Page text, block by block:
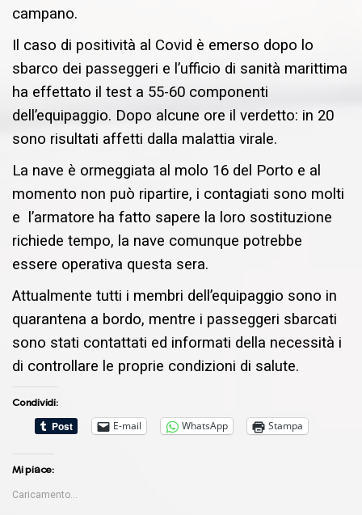
campano.
Il caso di positività al Covid è emerso dopo lo
sbarco dei passeggeri e l’ufficio di sanità marittima
ha effettato il test a 55-60 componenti
dell’equipaggio. Dopo alcune ore il verdetto: in 20
sono risultati affetti dalla malattia virale.
La nave è ormeggiata al molo 16 del Porto e al
momento non può ripartire, i contagiati sono molti
e l’armatore ha fatto sapere la loro sostituzione
richiede tempo, la nave comunque potrebbe
essere operativa questa sera.
Attualmente tutti i membri dell’equipaggio sono in
quarantena a bordo, mentre i passeggeri sbarcati
sono stati contattati ed informati della necessità i
di controllare le proprie condizioni di salute.
Condividi:
E-mail
WhatsApp Stampa
Mi piace:
Caricamento...